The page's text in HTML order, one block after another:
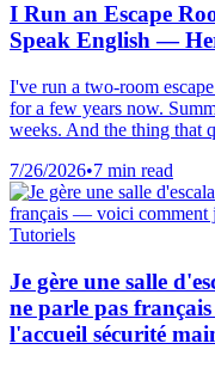
I Run an Escape
Speak English —
I've run a two-room
for a few years now.
weeks. And the thing that
7/26/2026•7 min read
Tutoriels
Je gère une salle
ne parle pas
l'accueil sécurité